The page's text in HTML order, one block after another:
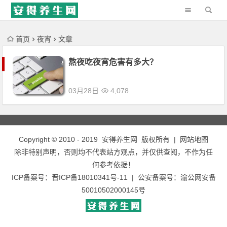
'); })();
首页 夜宵 文章
熬夜吃夜宵危害有多大？
03月28日 4,078
Copyright © 2010 - 2019 安得养生网 版权所有 |
网站地图
除非特别声明，否则均不代表站方观点，并仅供查阅，不作为任
何参考依据！
ICP备案号： 晋ICP备18010341号-11 | 公安备案号： 渝公网安备
50010502000145号